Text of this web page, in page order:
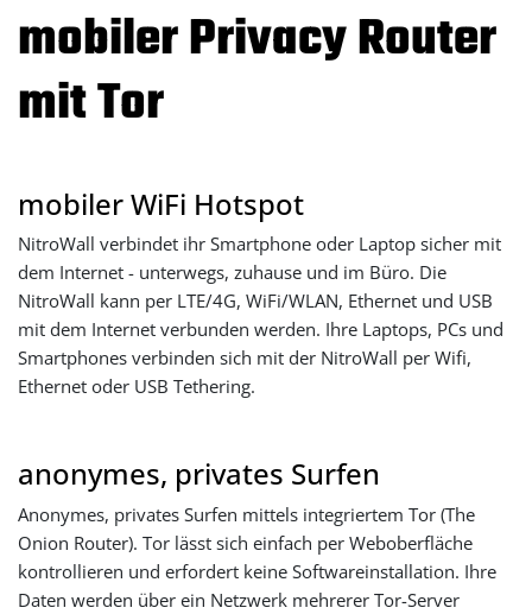
mobiler Privacy Router
mit Tor
mobiler WiFi Hotspot
NitroWall verbindet ihr Smartphone oder Laptop sicher mit
dem Internet - unterwegs, zuhause und im Büro. Die
NitroWall kann per LTE/4G, WiFi/WLAN, Ethernet und USB
mit dem Internet verbunden werden. Ihre Laptops, PCs und
Smartphones verbinden sich mit der NitroWall per Wifi,
Ethernet oder USB Tethering.
anonymes, privates Surfen
Anonymes, privates Surfen mittels integriertem Tor (The
Onion Router). Tor lässt sich einfach per Weboberfläche
kontrollieren und erfordert keine Softwareinstallation. Ihre
Daten werden über ein Netzwerk mehrerer Tor-Server